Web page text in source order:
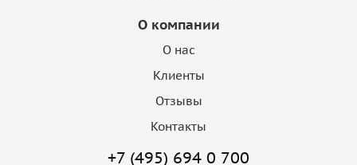
О компании
О нас
Клиенты
Отзывы
Контакты
+7 (495) 694 0 700